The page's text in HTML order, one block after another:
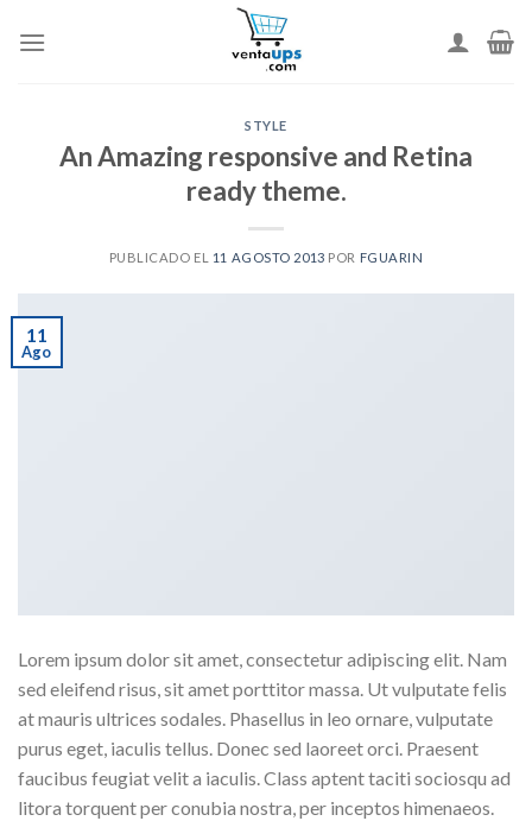
STYLE
An Amazing responsive and Retina
ready theme.
PUBLICADO EL 11 AGOSTO 2013 POR FGUARIN
11
Ago
Lorem ipsum dolor sit amet, consectetur adipiscing elit. Nam
sed eleifend risus, sit amet porttitor massa. Ut vulputate felis
at mauris ultrices sodales. Phasellus in leo ornare, vulputate
purus eget, iaculis tellus. Donec sed laoreet orci. Praesent
faucibus feugiat velit a iaculis. Class aptent taciti sociosqu ad
litora torquent per conubia nostra, per inceptos himenaeos.